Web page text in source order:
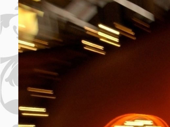
COLGANTES
CONJUNTOS
PULSERAS MUJER
PULSERAS HOMBRES